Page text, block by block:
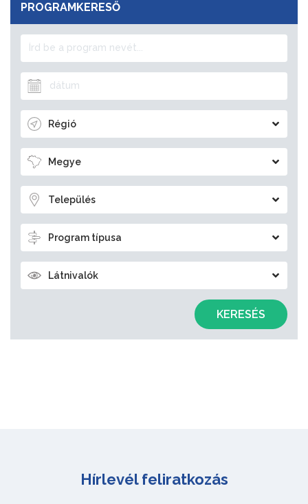
PROGRAMKERESŐ
Régió
Megye
Település
Program típusa
Látnivalók
KERESÉS
Hírlevél feliratkozás